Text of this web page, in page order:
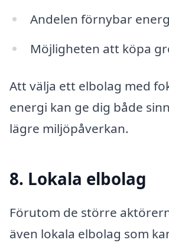
Andelen förnybar
Möjligheten att köpa
Att välja ett elbolag med
energi kan ge dig både
lägre miljöpåverkan.
8. Lokala elbolag
Förutom de större
även lokala elbolag som